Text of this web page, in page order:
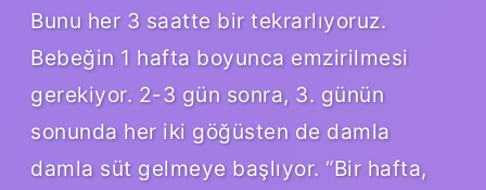
Bunu her 3 saatte bir tekrarlıyoruz.
Bebeğin 1 hafta boyunca emzirilmesi
gerekiyor. 2-3 gün sonra, 3. günün
sonunda her iki göğüsten de damla
damla süt gelmeye başlıyor. “Bir hafta,